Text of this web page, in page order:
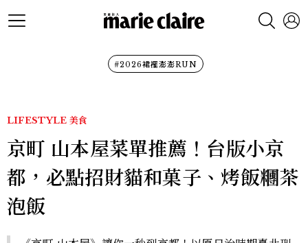
#2026裙襬澎澎RUN
LIFESTYLE 美食
京町 山本屋菜單推薦！台版小京
都，必點招財貓和菓子、烤飯糰茶
泡飯